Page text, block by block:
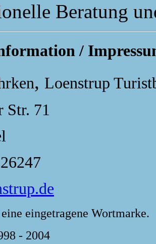
Beratung
/
, Loenstrup
Str. 71
eingetragene Wortmarke.
- 2004